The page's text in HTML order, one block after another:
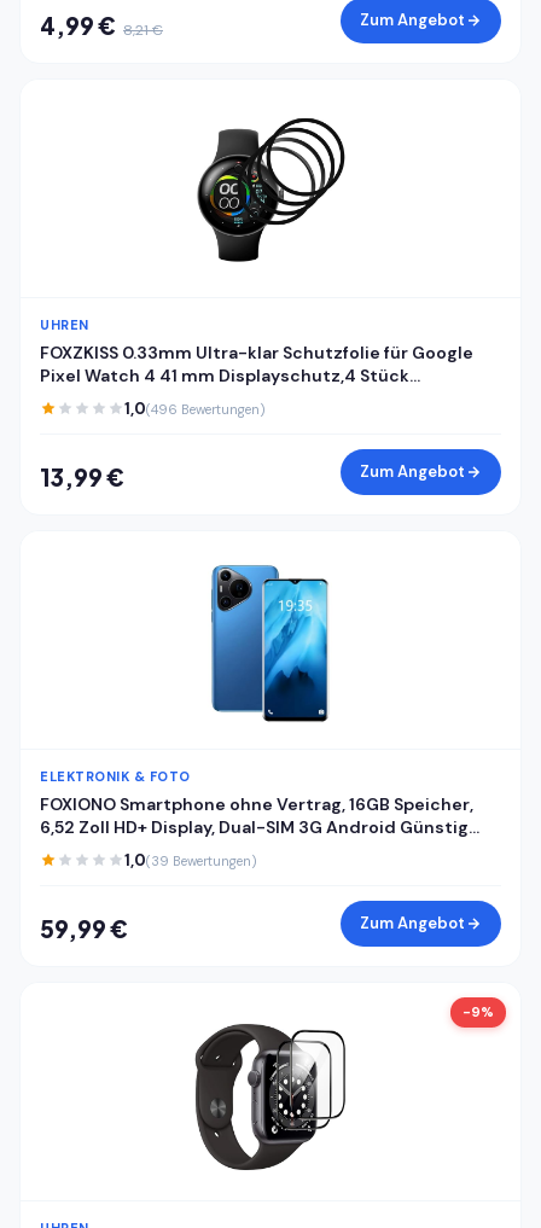
4,99 € 8,21 € Zum Angebot
UHREN
FOXZKISS 0.33mm Ultra-klar Schutzfolie für Google
Pixel Watch 4 41 mm Displayschutz,4 Stück
Panzerfolie für Panzerglas Google Pixel Watch 4 (41
mm) Schutzglas, Kratzfest Anti-Fingerabdruck
1,0(496 Bewertungen)
13,99 € Zum Angebot
ELEKTRONIK & FOTO
FOXIONO Smartphone ohne Vertrag, 16GB Speicher,
6,52 Zoll HD+ Display, Dual-SIM 3G Android Günstig
Handy 4000mAh Akku, Android Handy in Violett mit
Triple-Kamera (Blau)
1,0(39 Bewertungen)
59,99 € Zum Angebot
-9%